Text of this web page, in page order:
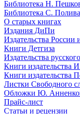
Библиотека Н.
Библиотека С.
О старых книгах
Издания ДиПи
Издательства
Книги Детгиза
Издательства
Книги издательства
Книги издательства
Листки Свободного
Обложки Ю.
Прайс-лист
Статьи и рецензии